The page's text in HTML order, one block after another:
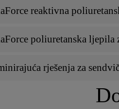
reaktivna
poliuretanska ljepila
rješenja za